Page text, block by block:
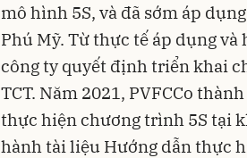
mô hình 5S, và đã sớm áp
Phú Mỹ. Từ thực tế áp dụng
công ty quyết định triển khai
TCT. Năm 2021, PVFCCo
thực hiện chương trình 5S tại
hành tài liệu Hướng dẫn thực